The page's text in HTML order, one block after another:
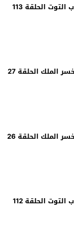
الحلقة 113
الملك الحلقة 27
الملك الحلقة 26
الحلقة 112